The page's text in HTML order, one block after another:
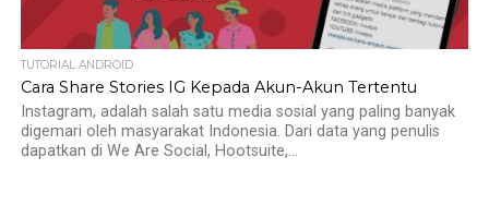
TUTORIAL ANDROID
Cara Share Stories IG Kepada Akun-Akun Tertentu
Instagram, adalah salah satu media sosial yang paling banyak
digemari oleh masyarakat Indonesia. Dari data yang penulis
dapatkan di We Are Social, Hootsuite,...